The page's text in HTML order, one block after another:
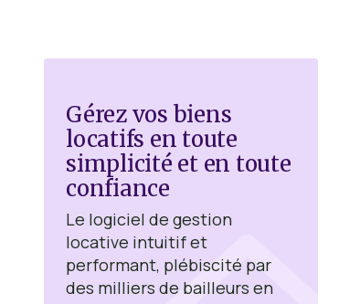
Gérez vos biens
locatifs en toute
simplicité et en toute
confiance
Le logiciel de gestion
locative intuitif et
performant, plébiscité par
des milliers de bailleurs en